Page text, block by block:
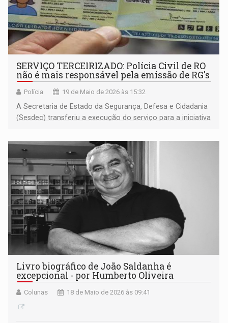
SERVIÇO TERCEIRIZADO: Polícia Civil de RO
não é mais responsável pela emissão de RG's
Polícia 19 de Maio de 2026 às 15:32
A Secretaria de Estado da Segurança, Defesa e Cidadania
(Sesdec) transferiu a execução do serviço para a iniciativa
Livro biográfico de João Saldanha é
excepcional - por Humberto Oliveira
Colunas 18 de Maio de 2026 às 09:41